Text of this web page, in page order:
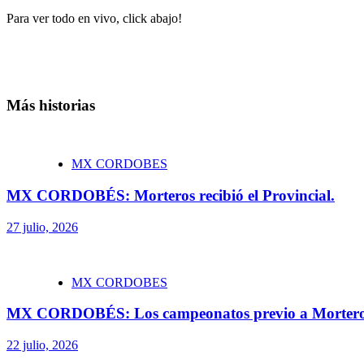
Para ver todo en vivo, click abajo!
Más historias
MX CORDOBES
MX CORDOBÉS: Morteros recibió el Provincial.
27 julio, 2026
MX CORDOBES
MX CORDOBÉS: Los campeonatos previo a
22 julio, 2026